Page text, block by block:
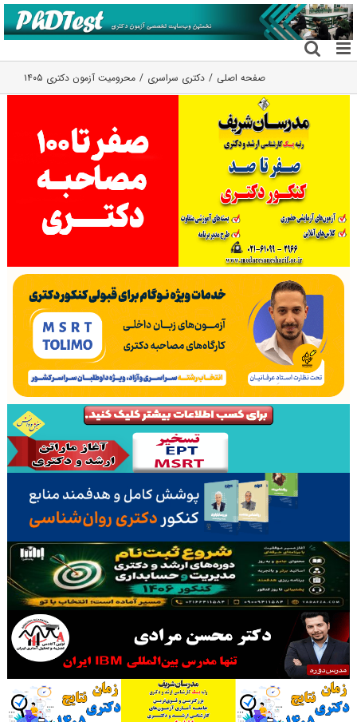
رفتن
به
محتوا
صفحه اصلی دکتری سراسری محرومیت آزمون دکتری ۱۴۰۵